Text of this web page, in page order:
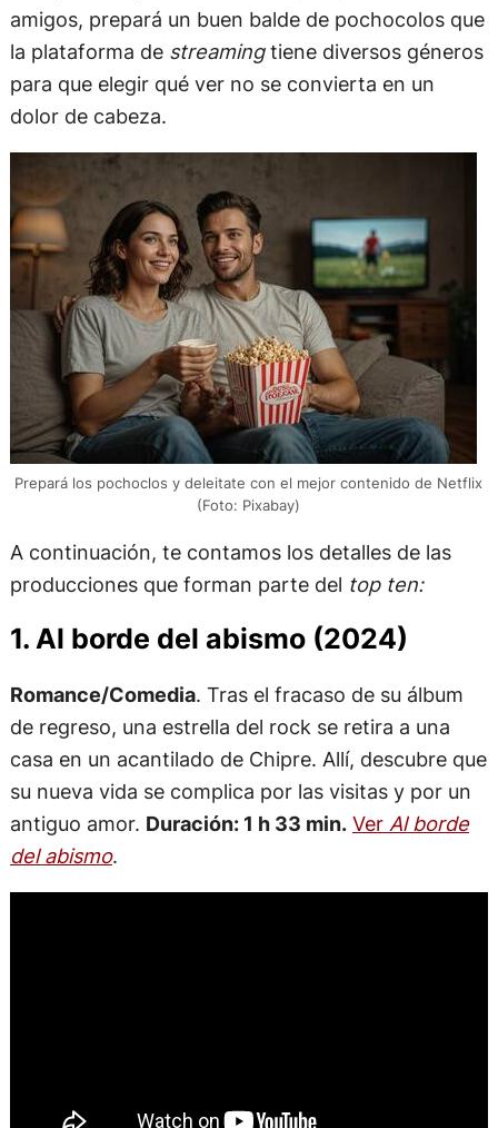
amigos, prepará un buen balde de pochocolos que
la plataforma de streamingtiene diversos géneros
para que elegir qué ver no se convierta en un
dolor de cabeza.
Prepará los pochoclos y deleitate con el mejor contenido de Netflix
(Foto: Pixabay)
A continuación, te contamos los detalles de las
producciones que forman parte del top ten:
1. Al borde del abismo (2024)
Romance/Comedia. Tras el fracaso de su álbum
de regreso, una estrella del rock se retira a una
casa en un acantilado de Chipre. Allí, descubre que
su nueva vida se complica por las visitas y por un
antiguo amor. Duración: 1 h 33 min. Ver Al borde
del abismo.